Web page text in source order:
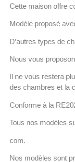
Cette maison offre
Modèle proposé
D’autres types de
Nous vous
Il ne vous restera
des chambres et la
Conforme à la
Tous nos modèles
com.
Nos modèles sont